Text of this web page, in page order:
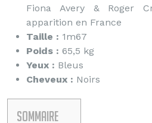
Fiona Avery & Roger
apparition en France
Taille : 1m67
Poids : 65,5 kg
Yeux : Bleus
Cheveux : Noirs
Sommaire